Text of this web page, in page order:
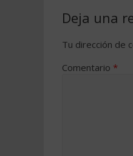
Deja una
Tu dirección de
Comentario *